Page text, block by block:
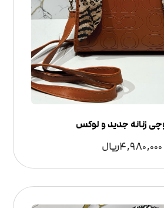
زنانه جدید و لوکس
4,980,000ریال